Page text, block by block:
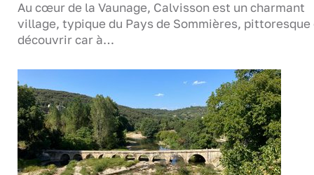
Au cœur de la Vaunage, Calvisson est un charmant
village, typique du Pays de Sommières, pittoresque
découvrir car à…